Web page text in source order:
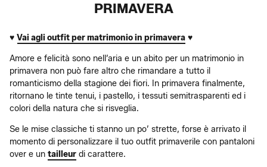
PRIMAVERA
♥ Vai agli outfit per matrimonio in primavera ♥
Amore e felicità sono nell’aria e un abito per un matrimonio in
primavera non può fare altro che rimandare a tutto il
romanticismo della stagione dei fiori. In primavera finalmente,
ritornano le tinte tenui, i pastello, i tessuti semitrasparenti ed i
colori della natura che si risveglia.
Se le mise classiche ti stanno un po’ strette, forse è arrivato il
momento di personalizzare il tuo outfit primaverile con pantaloni
over e un tailleur di carattere.